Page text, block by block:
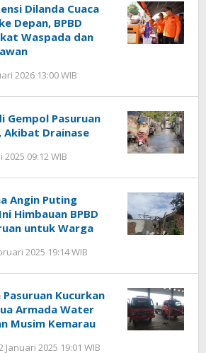
Dilanda Cuaca
Depan, BPBD
Waspada dan
2026 13:00 WIB
Gempol Pasuruan
Akibat Drainase
2025 09:12 WIB
Angin Puting
Himbauan BPBD
untuk Warga
2025 19:14 WIB
Kucurkan
Armada Water
Musim Kemarau
Januari 2025 19:01 WIB